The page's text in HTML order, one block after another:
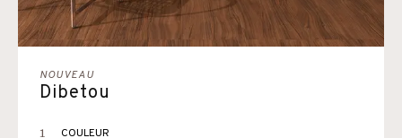
NOUVEAU
Dibetou
1 COULEUR